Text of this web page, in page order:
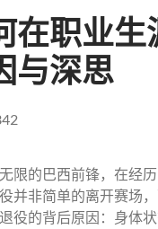
在职业
与深思
限的巴西前锋，在经
并非简单的离开赛场
役的背后原因：身体